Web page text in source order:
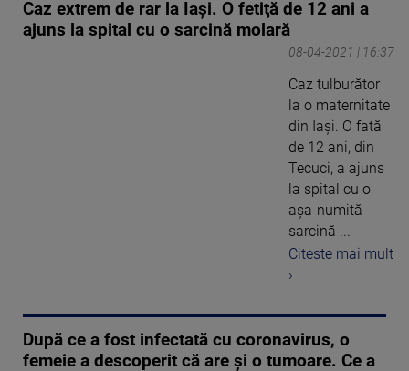
Caz extrem de rar la Iaşi. O fetiţă de 12 ani a
ajuns la spital cu o sarcină molară
08-04-2021 | 16:37
Caz tulburător
la o maternitate
din Iași. O fată
de 12 ani, din
Tecuci, a ajuns
la spital cu o
așa-numită
sarcină ...
Citeste mai mult
›
După ce a fost infectată cu coronavirus, o
femeie a descoperit că are și o tumoare. Ce a